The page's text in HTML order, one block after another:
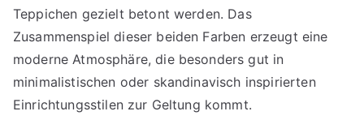
Teppichen gezielt betont werden. Das
Zusammenspiel dieser beiden Farben erzeugt eine
moderne Atmosphäre, die besonders gut in
minimalistischen oder skandinavisch inspirierten
Einrichtungsstilen zur Geltung kommt.